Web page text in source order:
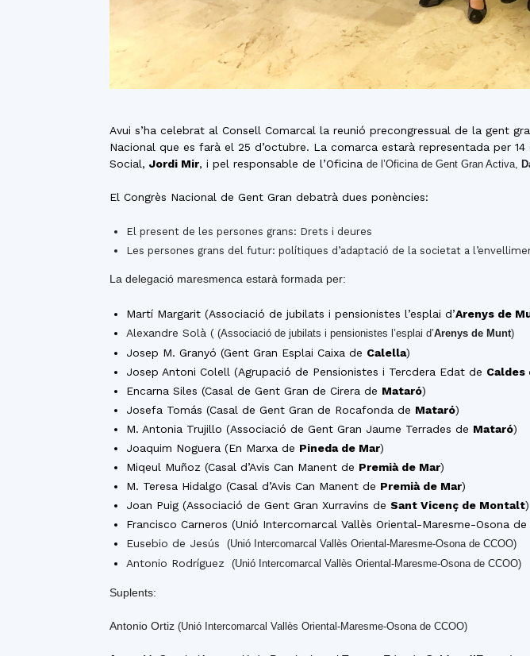
Avui s’ha celebrat al Consell Comarcal la reunió precongressual de la gent
Nacional que es farà el 25 d’octubre. La comarca estarà representada per
Social, Jordi Mir, i pel responsable de l’Oficina de l’Oficina de Gent Gran Activa,
El Congrès Nacional de Gent Gran debatrà dues ponències:
El present de les persones grans: Drets i deures
Les persones grans del futur: polítiques d’adaptació de la societat a
La delegació maresmenca estarà formada per:
Martí Margarit (Associació de jubilats i pensionistes l’esplai d’Arenys de
Alexandre Solà ( (Associació de jubilats i pensionistes l’esplai d’Arenys de Munt)
Josep M. Granyó (Gent Gran Esplai Caixa de Calella)
Josep Antoni Colell (Agrupació de Pensionistes i Tercdera Edat de Caldes
Encarna Siles (Casal de Gent Gran de Cirera de Mataró)
Josefa Tomás (Casal de Gent Gran de Rocafonda de Mataró)
M. Antonia Trujillo (Associació de Gent Gran Jaume Terrades de Mataró)
Joaquim Noguera (En Marxa de Pineda de Mar)
Miqeul Muñoz (Casal d’Avis Can Manent de Premià de Mar)
M. Teresa Hidalgo (Casal d’Avis Can Manent de Premià de Mar)
Joan Puig (Associació de Gent Gran Xurravins de Sant Vicenç de Montalt)
Francisco Carneros (Unió Intercomarcal Vallès Oriental-Maresme-Osona de
Eusebio de Jesús
(Unió Intercomarcal Vallès Oriental-Maresme-Osona de CCOO)
Antonio Rodríguez (Unió Intercomarcal Vallès Oriental-Maresme-Osona de CCOO)
Suplents:
Antonio Ortiz (Unió Intercomarcal Vallès Oriental-Maresme-Osona de CCOO)